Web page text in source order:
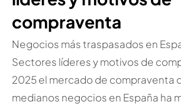
compraventa
Negocios más traspasados en
Sectores líderes y motivos de
2025 el mercado de compraventa
medianos negocios en España ha